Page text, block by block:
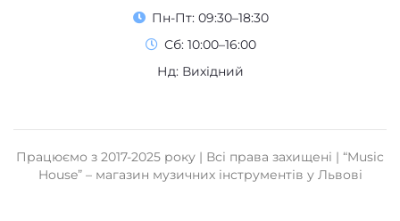
Пн-Пт: 09:30–18:30
Сб: 10:00–16:00
Нд: Вихідний
Працюємо з 2017-2025 року | Всі права захищені | “Music
House” – магазин музичних інструментів у Львові